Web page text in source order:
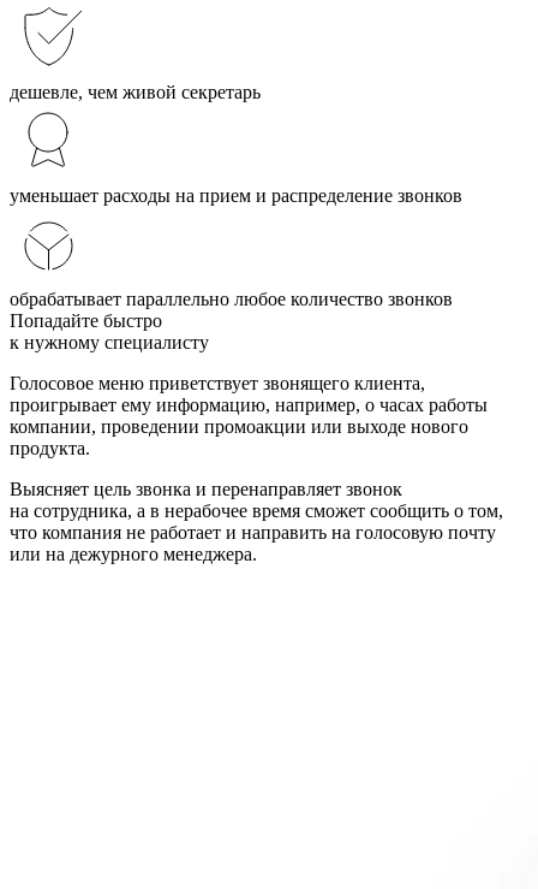
дешевле, чем живой секретарь
уменьшает расходы на прием и распределение звонков
обрабатывает параллельно любое количество звонков
Попадайте быстро
к нужному специалисту
Голосовое меню приветствует звонящего клиента,
проигрывает ему информацию, например, о часах работы
компании, проведении промоакции или выходе нового
продукта.
Выясняет цель звонка и перенаправляет звонок
на сотрудника, а в нерабочее время сможет сообщить о том,
что компания не работает и направить на голосовую почту
или на дежурного менеджера.